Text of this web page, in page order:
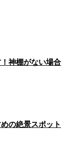
神棚がない場合
の絶景スポット